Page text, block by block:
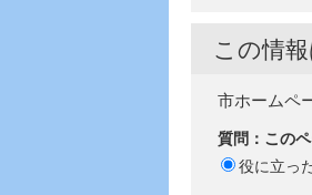
この情
市ホームペ
質問：この
役に立っ